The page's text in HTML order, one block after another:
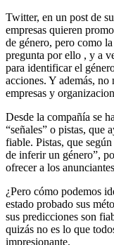
Twitter, en un post de
empresas quieren
de género, pero como
pregunta por ello , y a
para identificar el
acciones. Y además,
empresas y
Desde la compañía se
“señales” o pistas, que
fiable. Pistas, que
de inferir un género”,
ofrecer a los
¿Pero cómo podemos
estado probado sus
sus predicciones son
quizás no es lo que
impresionante.